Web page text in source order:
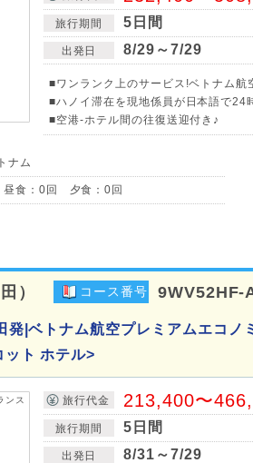
旅行期間 5日間
出発日 8/29～7/29
■ワンランク上のサービス!ベトナム
■ハノイ滞在を現地係員が日本語で24
■空港-ホテル間の往復送迎付き♪
ナム
食：0回 夕食：0回
） コース番号 9WV52HF-
発|ベトナム航空プレミアムエコノ
ト ホテル>
旅行代金 213,400〜
旅行期間 5日間
出発日 8/31～7/29